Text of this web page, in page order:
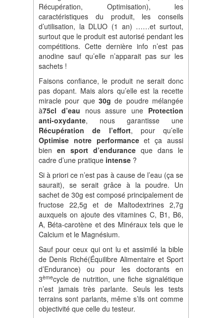
Récupération, Optimisation), les
caractéristiques du produit, les conseils
d’utilisation, la DLUO (1 an) ……et surtout,
surtout que le produit est autorisé pendant les
compétitions. Cette dernière info n’est pas
anodine sauf qu’elle n’apparait pas sur les
sachets !
Faisons confiance, le produit ne serait donc
pas dopant. Mais alors qu’elle est la recette
miracle pour que 30gde poudre mélangée
à75cl d’eau nous assure une Protection
anti-oxydante, nous garantisse une
Récupération de l’effort, pour qu’elle
Optimise notre performanceet ça aussi
bien en sport d’enduranceque dans le
cadre d’une pratique intense?
Si à priori ce n’est pas à cause de l’eau (ça se
saurait), se serait grâce à la poudre. Un
sachet de 30g est composé principalement de
fructose 22,5g et de Maltodextrines 2,7g
auxquels on ajoute des vitamines C, B1, B6,
A, Béta-carotène et des Minéraux tels que le
Calcium et le Magnésium.
Sauf pour ceux qui ont lu et assimilé la bible
de Denis Riché(Équilibre Alimentaire et Sport
d’Endurance) ou pour les doctorants en
3èmecycle de nutrition, une fiche signalétique
n’est jamais très parlante. Seuls les tests
terrains sont parlants, même s’ils ont comme
objectivité que celle du testeur.